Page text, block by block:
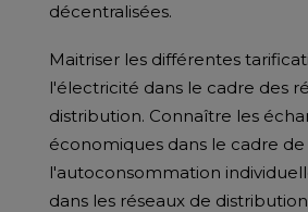
décentralisées.
Maitriser les différentes
l'électricité dans le cadre des
distribution. Connaître les
économiques dans le cadre de
l'autoconsommation
dans les réseaux de